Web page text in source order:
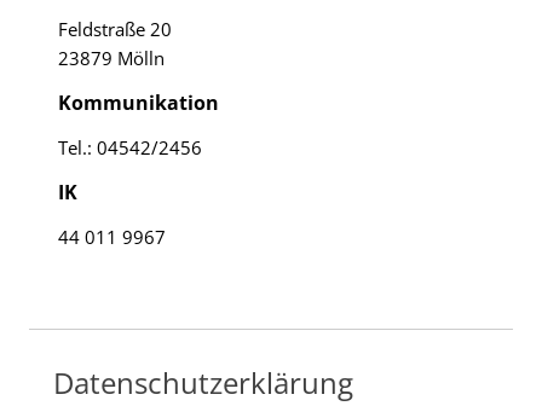
Feldstraße 20
23879 Mölln
Kommunikation
Tel.: 04542/2456
IK
44 011 9967
Datenschutzerklärung